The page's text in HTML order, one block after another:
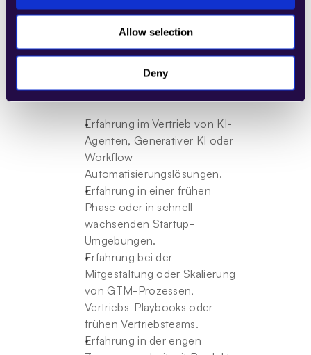
Allow selection
Deny
Arbeitserlaubnis für die VAE,
Saudi-Arabien oder ein
anderes GCC-Land.
Wünschenswert
Erfahrung im Vertrieb von KI-
Agenten, Generativer KI oder
Workflow-
Automatisierungslösungen.
Erfahrung in einer frühen
Phase oder in schnell
wachsenden Startup-
Umgebungen.
Erfahrung bei der
Mitgestaltung oder Skalierung
von GTM-Prozessen,
Vertriebs-Playbooks oder
frühen Vertriebsteams.
Erfahrung in der engen